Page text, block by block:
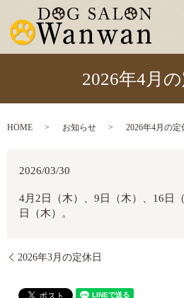
2026年4月
HOME お知らせ 2026年4月の定
2026/03/30
4月2日（木）、9日（木）、16日
日（木）。
2026年3月の定休日